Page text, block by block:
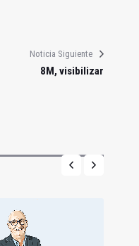
Noticia Siguiente
8M, visibilizar